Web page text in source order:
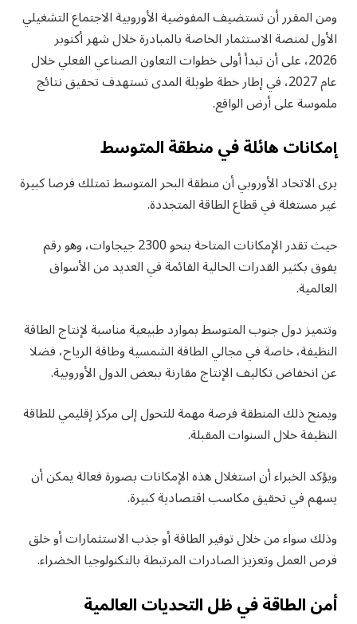
ومن المقرر أن تستضيف المفوضية الأوروبية الاجتماع التشغيلي
الأول لمنصة الاستثمار الخاصة بالمبادرة خلال شهر أكتوبر
2026، على أن تبدأ أولى خطوات التعاون الصناعي الفعلي خلال
عام 2027، في إطار خطة طويلة المدى تستهدف تحقيق نتائج
ملموسة على أرض الواقع.
إمكانات هائلة في منطقة المتوسط
يرى الاتحاد الأوروبي أن منطقة البحر المتوسط تمتلك فرصا كبيرة
غير مستغلة في قطاع الطاقة المتجددة.
حيث تقدر الإمكانات المتاحة بنحو 2300 جيجاوات، وهو رقم
يفوق بكثير القدرات الحالية القائمة في العديد من الأسواق
العالمية.
وتتميز دول جنوب المتوسط بموارد طبيعية مناسبة لإنتاج الطاقة
النظيفة، خاصة في مجالي الطاقة الشمسية وطاقة الرياح، فضلا
عن انخفاض تكاليف الإنتاج مقارنة ببعض الدول الأوروبية.
ويمنح ذلك المنطقة فرصة مهمة للتحول إلى مركز إقليمي للطاقة
النظيفة خلال السنوات المقبلة.
ويؤكد الخبراء أن استغلال هذه الإمكانات بصورة فعالة يمكن أن
يسهم في تحقيق مكاسب اقتصادية كبيرة.
وذلك سواء من خلال توفير الطاقة أو جذب الاستثمارات أو خلق
فرص العمل وتعزيز الصادرات المرتبطة بالتكنولوجيا الخضراء.
أمن الطاقة في ظل التحديات العالمية